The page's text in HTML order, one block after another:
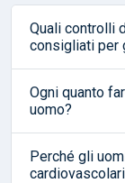
Quali controlli
consigliati per
Ogni quanto
uomo?
Perché gli